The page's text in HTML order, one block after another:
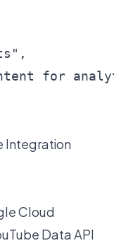
for
Integration
Cloud
Data API